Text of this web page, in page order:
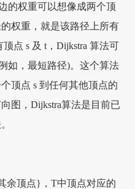
的权重可以想像成两个顶
权重，就是该路径上所有
点 s 及 t，Dijkstra 算法可
如，最短路径)。这个算法
顶点 s 到任何其他顶点的
图，Dijkstra算法是目前已
余顶点}，T中顶点对应的